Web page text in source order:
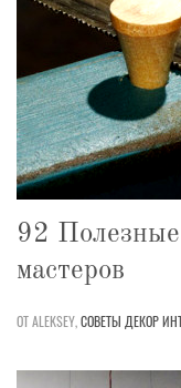
92
мастеров
ОТ ALEKSEY,СОВЕТЫ ДЕКОР